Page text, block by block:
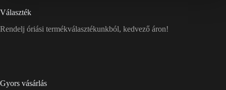
Választék
Rendelj óriási termékválasztékunkból, kedvező áron!
Gyors vásárlás